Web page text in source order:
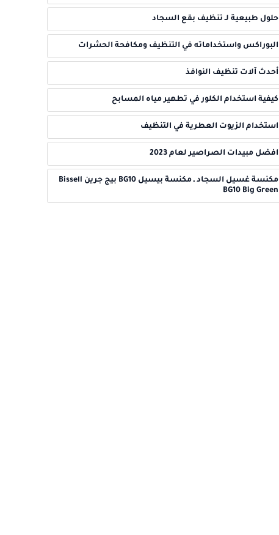
حلول طبيعية لـ تنظيف بقع السجاد
البوراكس واستخداماته في التنظيف ومكافحة الحشرات
أحدث آلات تنظيف النوافذ
كيفية استخدام الكلور في تطهير مياه المسابح
استخدام الزيوت العطرية في التنظيف
افضل مبيدات الصراصير لعام 2023
مكنسة غسيل السجاد ـ مكنسة بيسيل BG10 بيج جرين Bissell
BG10 Big Green